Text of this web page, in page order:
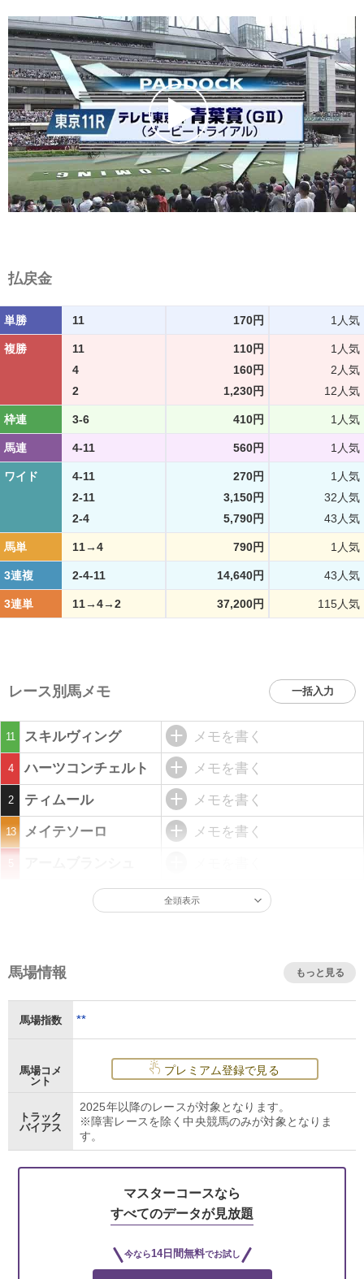
払戻金
単勝 11 170円 1人気
複勝 11 110円
1人気
4
160円
2人気
2
1,230円 12人気
枠連 3-6 410円 1人気
馬連 4-11 560円 1人気
ワイド 4-11 270円
1人気
2-11
3,150円
32人気
2-4
5,790円 43人気
馬単 11→4 790円 1人気
3連複 2-4-11 14,640円 43人気
3連単 11→4→2 37,200円 115人気
レース別馬メモ 一括入力
11 スキルヴィング メモを書く
4 ハーツコンチェルト メモを書く
2 ティムール メモを書く
13 メイテソーロ メモを書く
全頭表示
馬場情報 もっと見る
馬場指数 **
馬場コメ
ント
プレミアム登録で見る
トラック
バイアス
2025年以降のレースが対象となります。
※障害レースを除く中央競馬のみが対象となりま
す。
マスターコースなら
すべてのデータが見放題
今なら14日間無料でお試し